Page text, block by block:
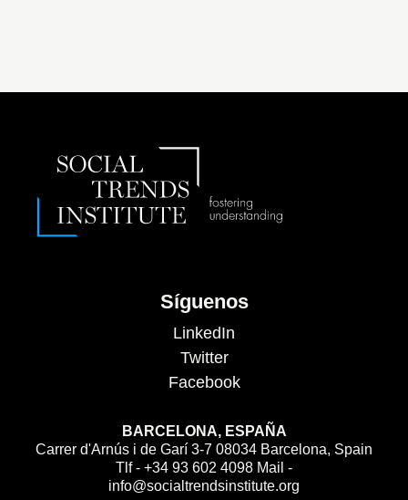
Síguenos
LinkedIn
Twitter
Facebook
BARCELONA, ESPAÑA
Carrer d'Arnús i de Garí 3-7 08034 Barcelona, Spain
Tlf - +34 93 602 4098 Mail -
info@socialtrendsinstitute.org